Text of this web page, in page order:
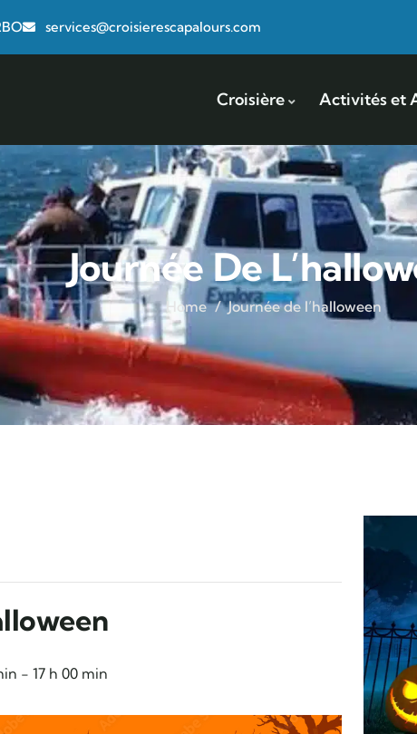
services@croisierescapalours.com
Croisière Activités et
Journée De
Home Journée de l’halloween
- 17 h 00 min